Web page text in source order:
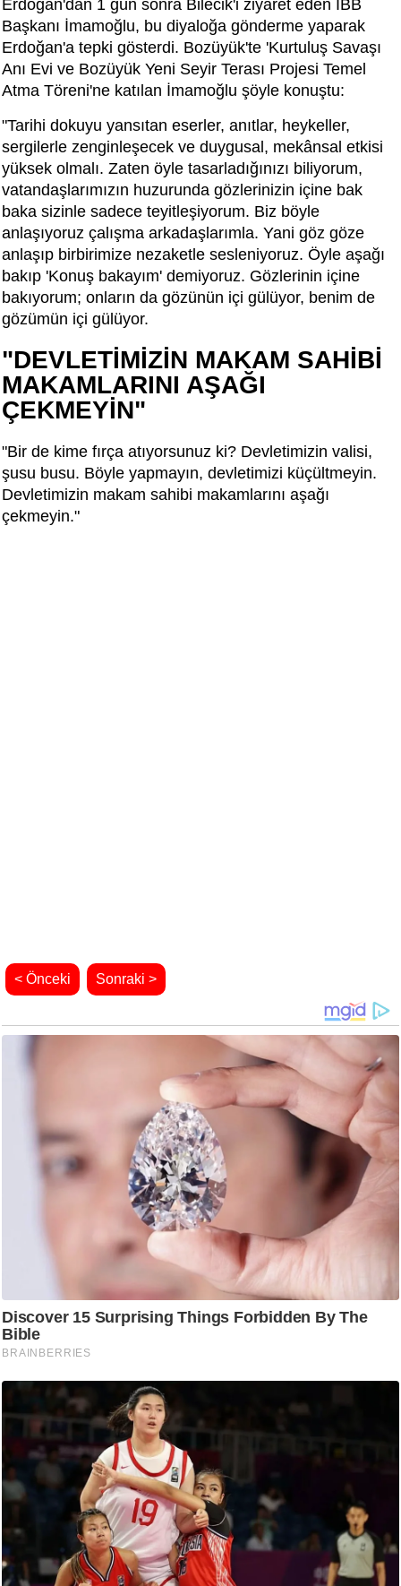
Erdoğan'dan 1 gün sonra Bilecik'i ziyaret eden İBB
Başkanı İmamoğlu, bu diyaloğa gönderme yaparak
Erdoğan'a tepki gösterdi. Bozüyük'te 'Kurtuluş Savaşı
Anı Evi ve Bozüyük Yeni Seyir Terası Projesi Temel
Atma Töreni'ne katılan İmamoğlu şöyle konuştu:
"Tarihi dokuyu yansıtan eserler, anıtlar, heykeller,
sergilerle zenginleşecek ve duygusal, mekânsal etkisi
yüksek olmalı. Zaten öyle tasarladığınızı biliyorum,
vatandaşlarımızın huzurunda gözlerinizin içine bak
baka sizinle sadece teyitleşiyorum. Biz böyle
anlaşıyoruz çalışma arkadaşlarımla. Yani göz göze
anlaşıp birbirimize nezaketle sesleniyoruz. Öyle aşağı
bakıp 'Konuş bakayım' demiyoruz. Gözlerinin içine
bakıyorum; onların da gözünün içi gülüyor, benim de
gözümün içi gülüyor.
"DEVLETİMİZİN MAKAM SAHİBİ
MAKAMLARINI AŞAĞI
ÇEKMEYİN"
"Bir de kime fırça atıyorsunuz ki? Devletimizin valisi,
şusu busu. Böyle yapmayın, devletimizi küçültmeyin.
Devletimizin makam sahibi makamlarını aşağı
çekmeyin."
< Önceki Sonraki >